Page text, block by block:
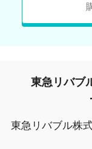
東急リバブ
東急リバブル株